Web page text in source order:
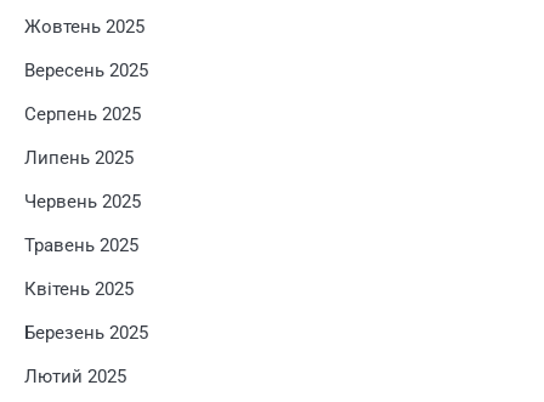
Жовтень 2025
Вересень 2025
Серпень 2025
Липень 2025
Червень 2025
Травень 2025
Квітень 2025
Березень 2025
Лютий 2025